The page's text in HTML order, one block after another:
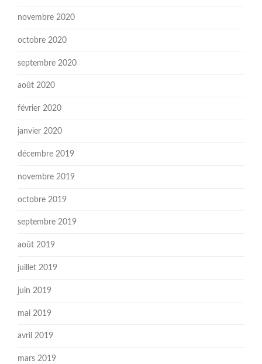
novembre 2020
octobre 2020
septembre 2020
août 2020
février 2020
janvier 2020
décembre 2019
novembre 2019
octobre 2019
septembre 2019
août 2019
juillet 2019
juin 2019
mai 2019
avril 2019
mars 2019